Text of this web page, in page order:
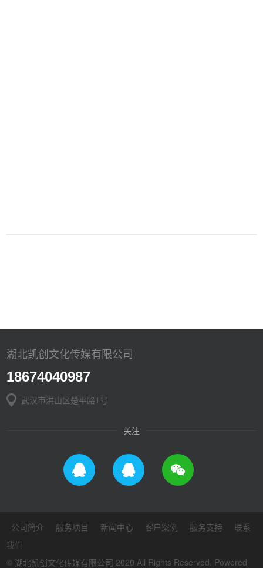
湖北凯创文化传媒有限公司
18674040987
武汉市洪山区楚平路1号
关注
公司简介 服务项目 新闻中心 客户案例 服务支持
联系
我们
© 湖北凯创文化传媒有限公司 2020 All Rights Reserved. Powered